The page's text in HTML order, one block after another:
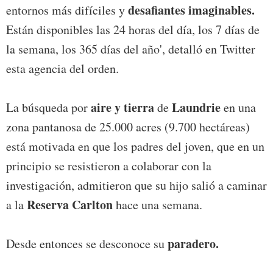
entornos más difíciles ydesafiantes imaginables.
Están disponibles las 24 horas del día, los 7 días de
la semana, los 365 días del año', detalló en Twitter
esta agencia del orden.
La búsqueda poraire y tierradeLaundrieen una
zona pantanosa de 25.000 acres (9.700 hectáreas)
está motivada en que los padres del joven, que en un
principio se resistieron a colaborar con la
investigación, admitieron que su hijo salió a caminar
a laReserva Carltonhace una semana.
Desde entonces se desconoce suparadero.